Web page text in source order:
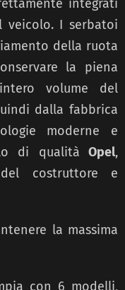
integrati
veicolo. I serbatoi
della ruota
la piena
volume del
dalla fabbrica
moderne e
di qualità Opel,
del costruttore e
la massima
con 6 modelli,